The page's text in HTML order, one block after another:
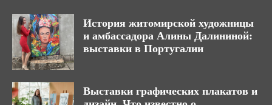
История житомирской художницы
и амбассадора Алины Далининой:
выставки в Португалии
Выставки графических плакатов и